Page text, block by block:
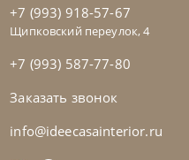
+7 (993) 918-57-67
Щипковский переулок, 4
+7 (993) 587-77-80
Заказать звонок
info@ideecasainterior.ru